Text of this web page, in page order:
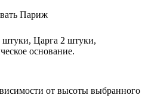
Царга 2 штуки,
основание.
от высоты выбранного